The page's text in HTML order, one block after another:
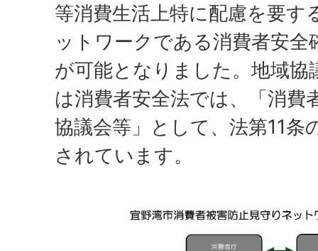
等消費生活上特に配慮を要す
ットワークである消費者安全
が可能となりました。地域協
は消費者安全法では、「消費
協議会等」として、法第11条
されています。